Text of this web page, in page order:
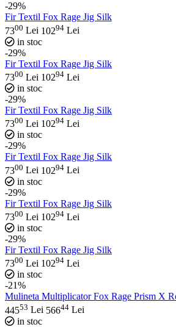
-29%
Fir Textil Fox Rage Jig Silk
7300 Lei 10294 Lei
in stoc
-29%
Fir Textil Fox Rage Jig Silk
7300 Lei 10294 Lei
in stoc
-29%
Fir Textil Fox Rage Jig Silk
7300 Lei 10294 Lei
in stoc
-29%
Fir Textil Fox Rage Jig Silk
7300 Lei 10294 Lei
in stoc
-29%
Fir Textil Fox Rage Jig Silk
7300 Lei 10294 Lei
in stoc
-29%
Fir Textil Fox Rage Jig Silk
7300 Lei 10294 Lei
in stoc
-21%
Mulineta Multiplicator Fox Rage Prism X
44553 Lei 56644 Lei
in stoc